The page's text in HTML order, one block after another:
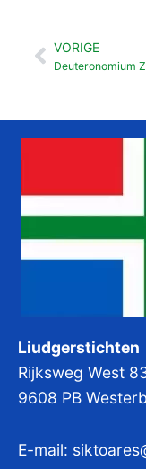
Vorige
VORIGE
Liudgerstichten
Rijksweg West
9608 PB
E-mail: